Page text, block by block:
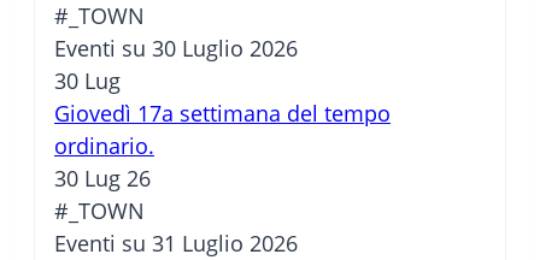
#_TOWN
Eventi su 30 Luglio 2026
30 Lug
Giovedì 17a settimana del tempo
ordinario.
30 Lug 26
#_TOWN
Eventi su 31 Luglio 2026